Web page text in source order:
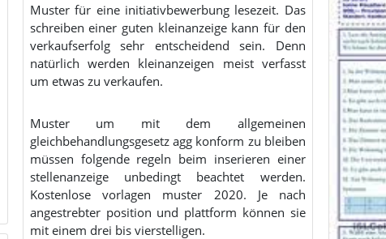
Muster für eine initiativbewerbung lesezeit. Das
schreiben einer guten kleinanzeige kann für den
verkaufserfolg sehr entscheidend sein. Denn
natürlich werden kleinanzeigen meist verfasst
um etwas zu verkaufen.
Muster um mit dem allgemeinen
gleichbehandlungsgesetz agg konform zu bleiben
müssen folgende regeln beim inserieren einer
stellenanzeige unbedingt beachtet werden.
Kostenlose vorlagen muster 2020. Je nach
angestrebter position und plattform können sie
mit einem drei bis vierstelligen.